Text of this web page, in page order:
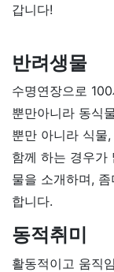
갑니다!
반려생물
수명연장으로
뿐만아니라 동식
뿐만 아니라 식물
함께 하는 경우가
물을 소개하며,
합니다.
동적취미
활동적이고 움직